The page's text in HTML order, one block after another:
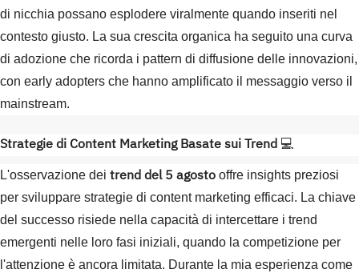
di nicchia possano esplodere viralmente quando inseriti nel
contesto giusto. La sua crescita organica ha seguito una curva
di adozione che ricorda i pattern di diffusione delle innovazioni,
con early adopters che hanno amplificato il messaggio verso il
mainstream.
Strategie di Content Marketing Basate sui Trend 💻
L'osservazione dei trend del 5 agosto offre insights preziosi
per sviluppare strategie di content marketing efficaci. La chiave
del successo risiede nella capacità di intercettare i trend
emergenti nelle loro fasi iniziali, quando la competizione per
l'attenzione è ancora limitata. Durante la mia esperienza come